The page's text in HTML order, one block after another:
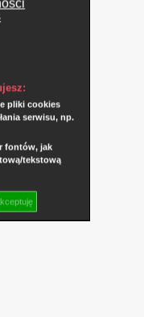
pliki cookies
serwisu, np.
fontów, jak
tekstową